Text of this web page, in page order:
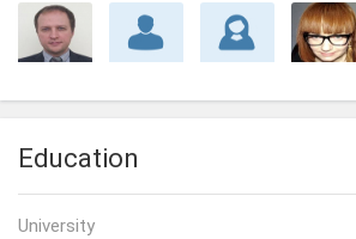
Education
University